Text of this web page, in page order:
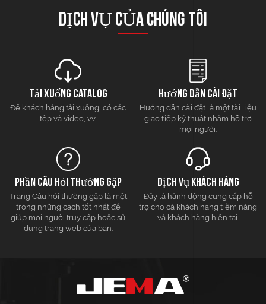
DỊCH VỤ CỦA CHÚNG TÔI
Tải xuống Catalog
Để khách hàng tải xuống, có các
tệp và video, v.v.
hướng dẫn cài đặt
Hướng dẫn cài đặt là một tài liệu
giao tiếp kỹ thuật nhằm hỗ trợ
mọi người.
Phần câu hỏi thường gặp
Trang Câu hỏi thường gặp là một
trong những cách tốt nhất để
giúp mọi người truy cập hoặc sử
dụng trang web của bạn.
Dịch vụ khách hàng
Đây là hành động cung cấp hỗ
trợ cho cả khách hàng tiềm năng
và khách hàng hiện tại.